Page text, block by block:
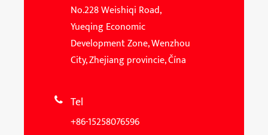
No.228 Weishiqi Road,
Yueqing Economic
Development Zone, Wenzhou
City, Zhejiang provincie, Čína
 Tel
+86-15258076596